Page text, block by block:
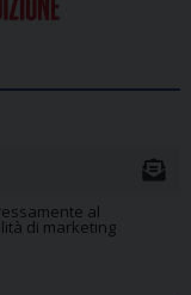
al
di marketing